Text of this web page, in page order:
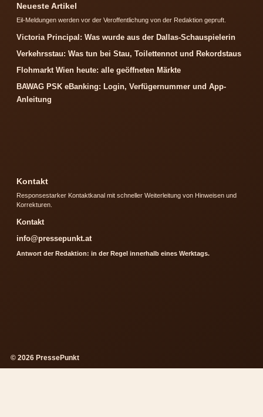
Neueste Artikel
Eil-Meldungen werden vor der Veroffentlichung von der Redaktion gepruft.
Victoria Principal: Was wurde aus der Dallas-Schauspielerin
Verkehrsstau: Was tun bei Stau, Toilettennot und Rekordstaus
Flohmarkt Wien heute: alle geöffneten Märkte
BAWAG PSK eBanking: Login, Verfügernummer und App-
Anleitung
Kontakt
Responsestarker Kontaktkanal mit schneller Weiterleitung von Hinweisen und
Korrekturen.
Kontakt
info@pressepunkt.at
Antwort der Redaktion: in der Regel innerhalb eines Werktags.
© 2026 PressePunkt